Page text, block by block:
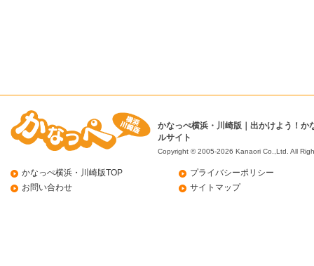
かなっぺ横浜・川崎版｜出かけよう！か
ルサイト
Copyright © 2005-2026 Kanaori Co.,Ltd. All
かなっぺ横浜・川崎版TOP
お問い合わせ
プライバシーポリシー
サイトマップ